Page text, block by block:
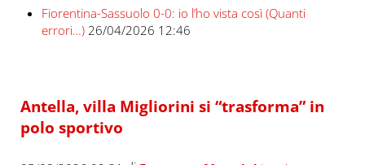
Fiorentina-Sassuolo 0-0: io l’ho vista così (Quanti
errori…) 26/04/2026 12:46
Antella, villa Migliorini si “trasforma” in
polo sportivo